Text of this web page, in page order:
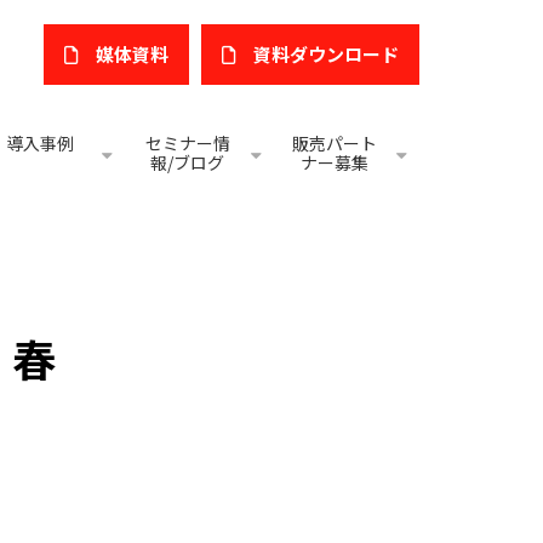
媒体資料 ​資料ダウンロード
導入事例
セミナー情
報/ブログ
販売パート
ナー募集